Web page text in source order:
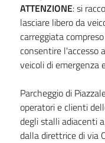
ATTENZIONE: si
lasciare libero da
carreggiata
consentire l'accesso
veicoli di emergenza
Parcheggio di
operatori e clienti
degli stalli adiacenti
dalla direttrice di via